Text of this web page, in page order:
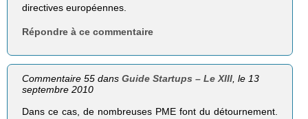
directives européennes.
Répondre à ce commentaire
Commentaire 55 dansGuide Startups – Le XIII , le 13
septembre 2010
Dans ce cas, de nombreuses PME font du détournement.